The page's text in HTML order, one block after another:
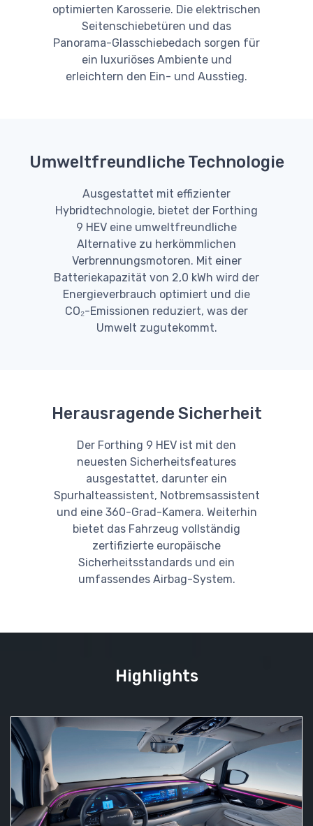
optimierten Karosserie. Die elektrischen
Seitenschiebetüren und das
Panorama-Glasschiebedach sorgen für
ein luxuriöses Ambiente und
erleichtern den Ein- und Ausstieg.
Umweltfreundliche Technologie
Ausgestattet mit effizienter
Hybridtechnologie, bietet der Forthing
9 HEV eine umweltfreundliche
Alternative zu herkömmlichen
Verbrennungsmotoren. Mit einer
Batteriekapazität von 2,0 kWh wird der
Energieverbrauch optimiert und die
CO₂-Emissionen reduziert, was der
Umwelt zugutekommt.
Herausragende Sicherheit
Der Forthing 9 HEV ist mit den
neuesten Sicherheitsfeatures
ausgestattet, darunter ein
Spurhalteassistent, Notbremsassistent
und eine 360-Grad-Kamera. Weiterhin
bietet das Fahrzeug vollständig
zertifizierte europäische
Sicherheitsstandards und ein
umfassendes Airbag-System.
Highlights